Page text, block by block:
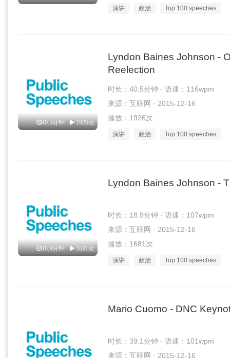
演讲 政治 Top 100 speeches
40.5分钟 1926次
Lyndon Baines Johnson -
Reelection
时长：40.5分钟 · 语速：116wpm
来源：互联网 · 2015-12-16
播放：1926次
演讲 政治 Top 100 speeches
18.9分钟 1681次
Lyndon Baines Johnson -
时长：18.9分钟 · 语速：107wpm
来源：互联网 · 2015-12-16
播放：1681次
演讲 政治 Top 100 speeches
Mario Cuomo - DNC
时长：39.1分钟 · 语速：101wpm
来源：互联网 · 2015-12-16